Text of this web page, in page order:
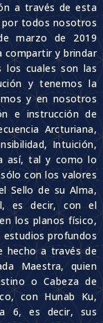
a través de esta
por todos nosotros
marzo de 2019
compartir y brindar
los cuales son las
y tenemos la
y en nosotros
e instrucción de
Arcturiana,
Intuición,
así, tal y como lo
con los valores
Sello de su Alma,
es decir, con el
los planos físico,
profundos
hecho a través de
Maestra, quien
o Cabeza de
con Hunab Ku,
6, es decir, sus